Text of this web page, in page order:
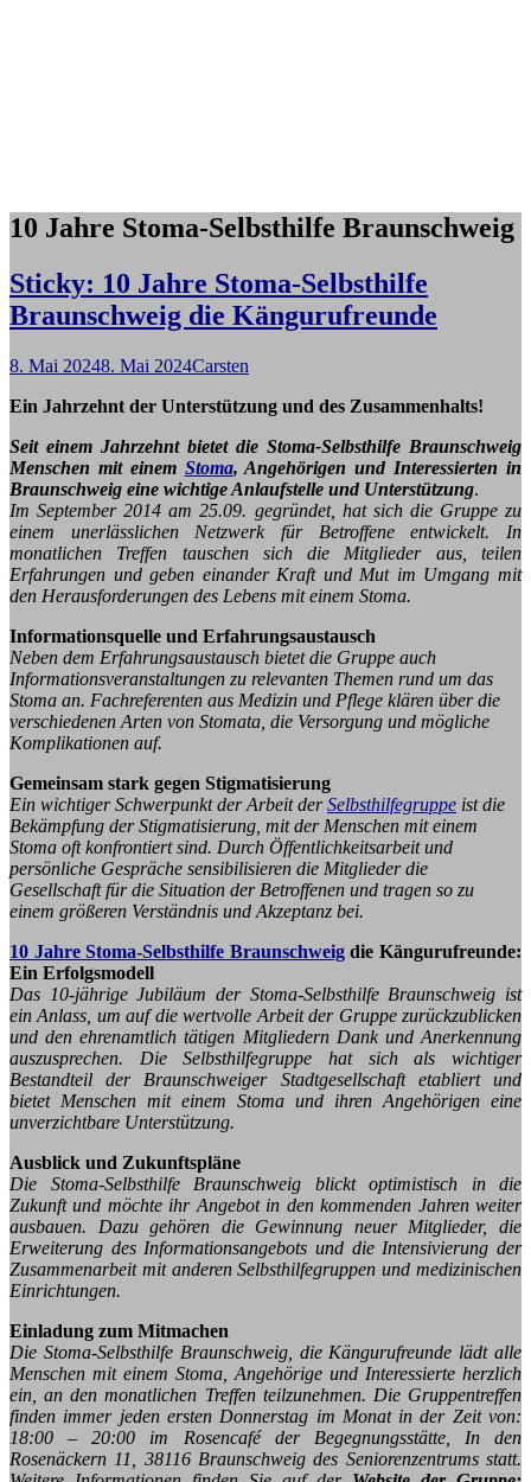
10 Jahre Stoma-Selbsthilfe Braunschweig
Sticky: 10 Jahre Stoma-Selbsthilfe
Braunschweig die Kängurufreunde
8. Mai 20248. Mai 2024Carsten
Ein Jahrzehnt der Unterstützung und des Zusammenhalts!
Seit einem Jahrzehnt bietet die Stoma-Selbsthilfe Braunschweig
Menschen mit einem Stoma, Angehörigen und Interessierten in
Braunschweig eine wichtige Anlaufstelle und Unterstützung.
Im September 2014 am 25.09. gegründet, hat sich die Gruppe zu
einem unerlässlichen Netzwerk für Betroffene entwickelt. In
monatlichen Treffen tauschen sich die Mitglieder aus, teilen
Erfahrungen und geben einander Kraft und Mut im Umgang mit
den Herausforderungen des Lebens mit einem Stoma.
Informationsquelle und Erfahrungsaustausch
Neben dem Erfahrungsaustausch bietet die Gruppe auch
Informationsveranstaltungen zu relevanten Themen rund um das
Stoma an. Fachreferenten aus Medizin und Pflege klären über die
verschiedenen Arten von Stomata, die Versorgung und mögliche
Komplikationen auf.
Gemeinsam stark gegen Stigmatisierung
Ein wichtiger Schwerpunkt der Arbeit derSelbsthilfegruppe ist die
Bekämpfung der Stigmatisierung, mit der Menschen mit einem
Stoma oft konfrontiert sind. Durch Öffentlichkeitsarbeit und
persönliche Gespräche sensibilisieren die Mitglieder die
Gesellschaft für die Situation der Betroffenen und tragen so zu
einem größeren Verständnis und Akzeptanz bei.
10 Jahre Stoma-Selbsthilfe Braunschweigdie Kängurufreunde:
Ein Erfolgsmodell
Das 10-jährige Jubiläum der Stoma-Selbsthilfe Braunschweig ist
ein Anlass, um auf die wertvolle Arbeit der Gruppe zurückzublicken
und den ehrenamtlich tätigen Mitgliedern Dank und Anerkennung
auszusprechen. Die Selbsthilfegruppe hat sich als wichtiger
Bestandteil der Braunschweiger Stadtgesellschaft etabliert und
bietet Menschen mit einem Stoma und ihren Angehörigen eine
unverzichtbare Unterstützung.
Ausblick und Zukunftspläne
Die Stoma-Selbsthilfe Braunschweig blickt optimistisch in die
Zukunft und möchte ihr Angebot in den kommenden Jahren weiter
ausbauen. Dazu gehören die Gewinnung neuer Mitglieder, die
Erweiterung des Informationsangebots und die Intensivierung der
Zusammenarbeit mit anderen Selbsthilfegruppen und medizinischen
Einrichtungen.
Einladung zum Mitmachen
Die Stoma-Selbsthilfe Braunschweig, die Kängurufreunde lädt alle
Menschen mit einem Stoma, Angehörige und Interessierte herzlich
ein, an den monatlichen Treffen teilzunehmen. Die Gruppentreffen
finden immer jeden ersten Donnerstag im Monat in der Zeit von:
18:00 – 20:00 im Rosencafé der Begegnungsstätte, In den
Rosenäckern 11, 38116 Braunschweig des Seniorenzentrums statt.